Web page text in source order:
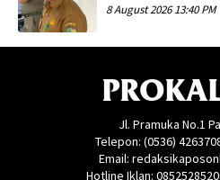
8 August 2026 13:40 PM
Jl. Pramuka No.1
Telepon: (0536)
Email:
Hotline Iklan: